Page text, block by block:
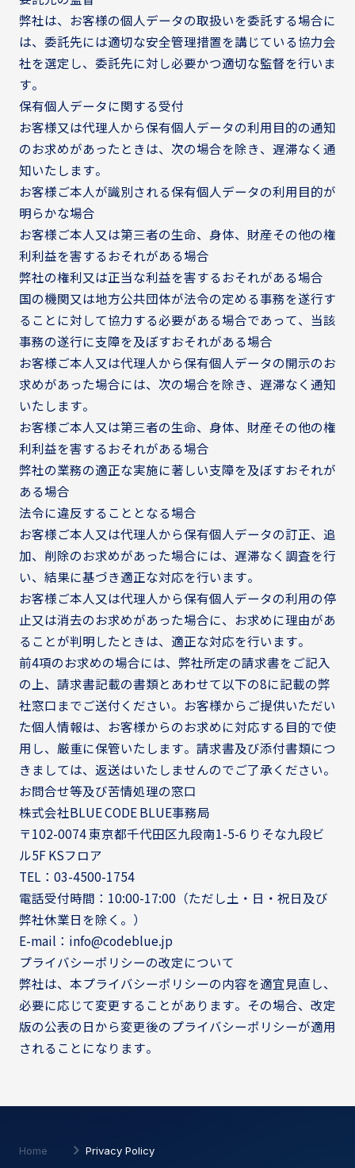
弊社は、お客様の個人データの取扱いを委託する場合に
は、委託先には適切な安全管理措置を講じている協力会
社を選定し、委託先に対し必要かつ適切な監督を行いま
す。
保有個人データに関する受付
お客様又は代理人から保有個人データの利用目的の通知
のお求めがあったときは、次の場合を除き、遅滞なく通
知いたします。
お客様ご本人が識別される保有個人データの利用目的が
明らかな場合
お客様ご本人又は第三者の生命、身体、財産その他の権
利利益を害するおそれがある場合
弊社の権利又は正当な利益を害するおそれがある場合
国の機関又は地方公共団体が法令の定める事務を遂行す
ることに対して協力する必要がある場合であって、当該
事務の遂行に支障を及ぼすおそれがある場合
お客様ご本人又は代理人から保有個人データの開示のお
求めがあった場合には、次の場合を除き、遅滞なく通知
いたします。
お客様ご本人又は第三者の生命、身体、財産その他の権
利利益を害するおそれがある場合
弊社の業務の適正な実施に著しい支障を及ぼすおそれが
ある場合
法令に違反することとなる場合
お客様ご本人又は代理人から保有個人データの訂正、追
加、削除のお求めがあった場合には、遅滞なく調査を行
い、結果に基づき適正な対応を行います。
お客様ご本人又は代理人から保有個人データの利用の停
止又は消去のお求めがあった場合に、お求めに理由があ
ることが判明したときは、適正な対応を行います。
前4項のお求めの場合には、弊社所定の請求書をご記入
の上、請求書記載の書類とあわせて以下の8に記載の弊
社窓口までご送付ください。お客様からご提供いただい
た個人情報は、お客様からのお求めに対応する目的で使
用し、厳重に保管いたします。請求書及び添付書類につ
きましては、返送はいたしませんのでご了承ください。
お問合せ等及び苦情処理の窓口
株式会社BLUE CODE BLUE事務局
〒102-0074 東京都千代田区九段南1-5-6 りそな九段ビ
ル5F KSフロア
TEL：03-4500-1754
電話受付時間：10:00-17:00（ただし土・日・祝日及び
弊社休業日を除く。）
E-mail： info@codeblue.jp
プライバシーポリシーの改定について
弊社は、本プライバシーポリシーの内容を適宜見直し、
必要に応じて変更することがあります。その場合、改定
版の公表の日から変更後のプライバシーポリシーが適用
されることになります。
Home Privacy Policy